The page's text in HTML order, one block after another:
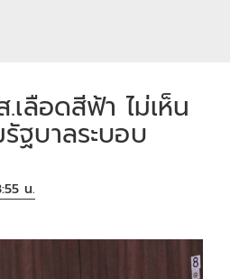
ลือดสีฟ้า ไม่เห็น
ฐบาลระบอบ
น.